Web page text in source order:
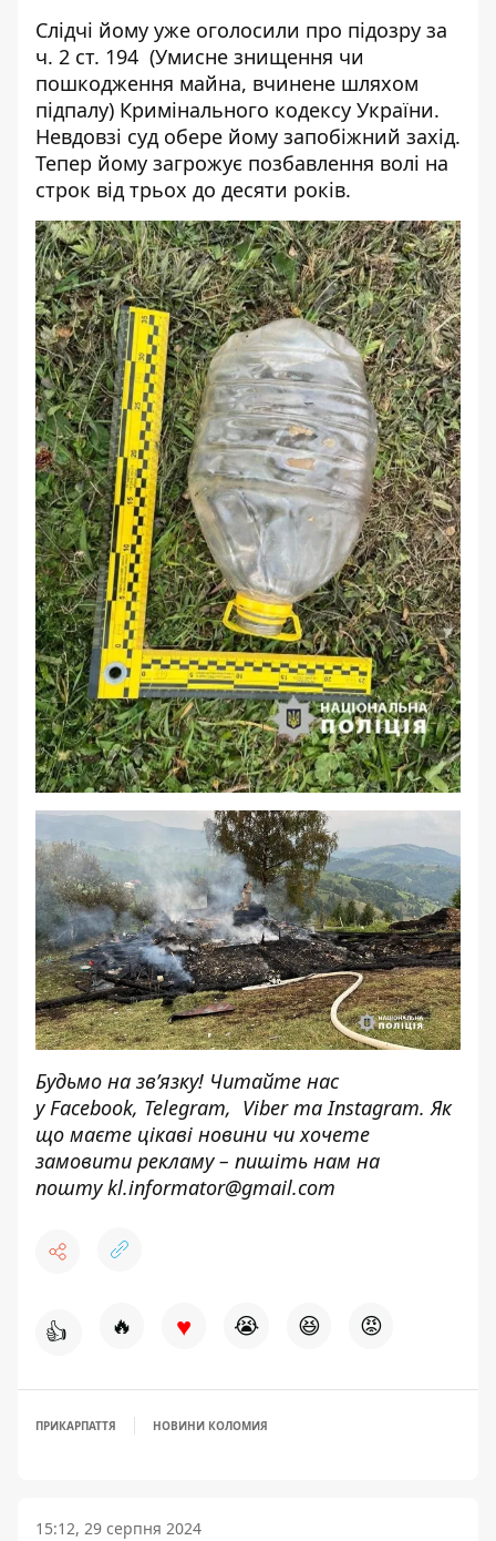
Слідчі йому уже оголосили про підозру за
ч. 2 ст. 194 (Умисне знищення чи
пошкодження майна, вчинене шляхом
підпалу) Кримінального кодексу України.
Невдовзі суд обере йому запобіжний захід.
Тепер йому загрожує позбавлення волі на
строк від трьох до десяти років.
Будьмо на зв’язку! Читайте нас
уFacebook, Telegram, ViberтаInstagram. Як
що маєте цікаві новини чи хочете
замовити рекламу – пишіть нам на
поштуkl.informator@gmail.com
👍 🔥 ♥ 😭 😆 😡
ПРИКАРПАТТЯ НОВИНИ КОЛОМИЯ
15:12, 29 серпня 2024